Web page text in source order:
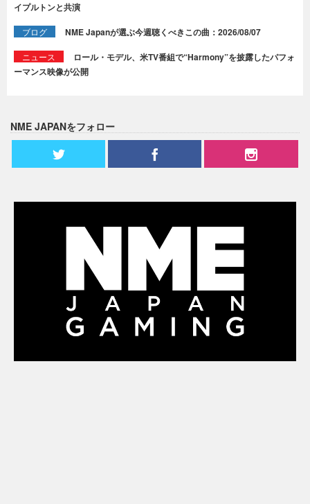
イプルトンと共演
ブログ NME Japanが選ぶ今週聴くべきこの曲：2026/08/07
ニュース
ロール・モデル、米TV番組で“Harmony”を披露したパフォ
ーマンス映像が公開
NME JAPANをフォロー